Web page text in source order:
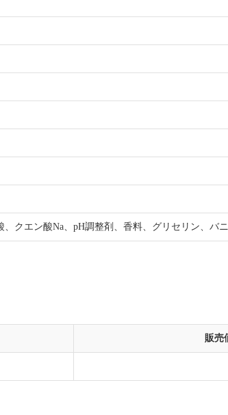
クエン酸Na、pH調整剤、香料、グリセリン、バ
販売